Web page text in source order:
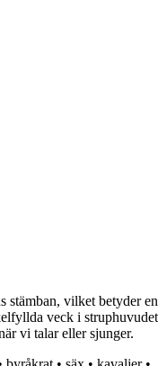
stämban, vilket betyder en
veck i struphuvudet
vi talar eller sjunger.